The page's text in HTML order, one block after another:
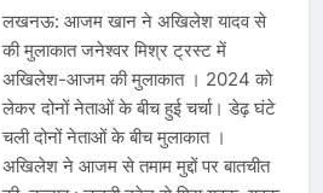
लखनऊ: आजम खान ने अखिलेश यादव से
की मुलाकात जनेश्वर मिश्र ट्रस्ट में
अखिलेश-आजम की मुलाकात । 2024 को
लेकर दोनों नेताओं के बीच हुई चर्चा। डेढ़ घंटे
चली दोनों नेताओं के बीच मुलाकात ।
अखिलेश ने आजम से तमाम मुद्दों पर बातचीत